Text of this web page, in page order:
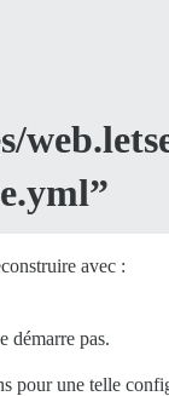
avec :
démarre pas.
pour une telle